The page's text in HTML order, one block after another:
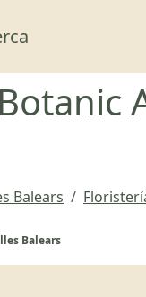
Balears
Balears